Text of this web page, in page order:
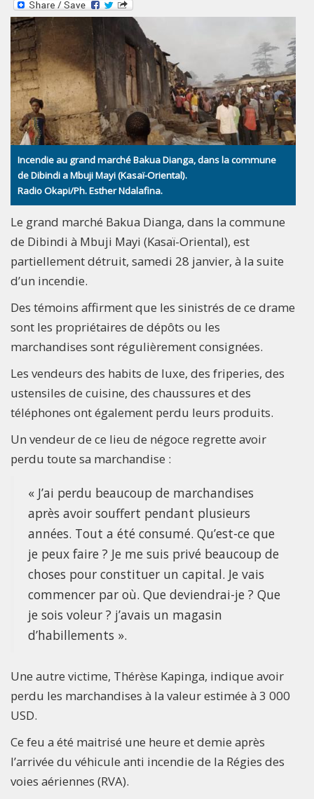
Incendie au grand marché Bakua Dianga, dans la commune
de Dibindi a Mbuji Mayi (Kasaï-Oriental).
Radio Okapi/Ph. Esther Ndalafina.
Le grand marché Bakua Dianga, dans la commune
de Dibindi à Mbuji Mayi (Kasaï-Oriental), est
partiellement détruit, samedi 28 janvier, à la suite
d’un incendie.
Des témoins affirment que les sinistrés de ce drame
sont les propriétaires de dépôts ou les
marchandises sont régulièrement consignées.
Les vendeurs des habits de luxe, des friperies, des
ustensiles de cuisine, des chaussures et des
téléphones ont également perdu leurs produits.
Un vendeur de ce lieu de négoce regrette avoir
perdu toute sa marchandise :
« J’ai perdu beaucoup de marchandises
après avoir souffert pendant plusieurs
années. Tout a été consumé. Qu’est-ce que
je peux faire ? Je me suis privé beaucoup de
choses pour constituer un capital. Je vais
commencer par où. Que deviendrai-je ? Que
je sois voleur ? j’avais un magasin
d’habillements ».
Une autre victime, Thérèse Kapinga, indique avoir
perdu les marchandises à la valeur estimée à 3 000
USD.
Ce feu a été maitrisé une heure et demie après
l’arrivée du véhicule anti incendie de la Régies des
voies aériennes (RVA).